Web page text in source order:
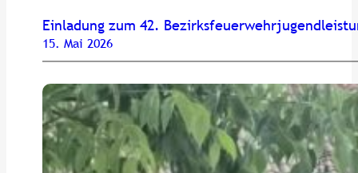
Einladung zum 42.
15. Mai 2026